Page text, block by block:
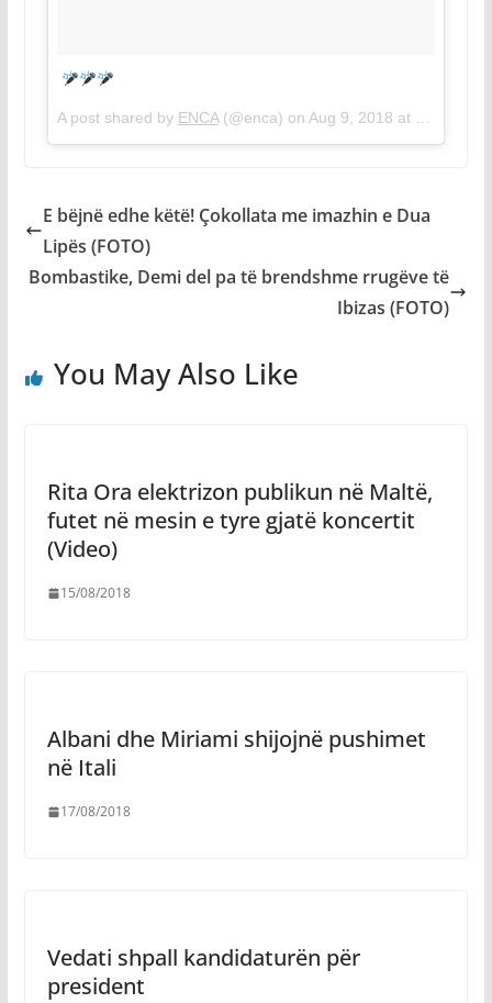
A post shared by ENCA(@enca) on Aug 9, 2018 at 2:22pm PDT
E bëjnë edhe këtë! Çokollata me imazhin e Dua
Lipës (FOTO)
Bombastike, Demi del pa të brendshme rrugëve të
Ibizas (FOTO)
You May Also Like
Rita Ora elektrizon publikun në Maltë,
futet në mesin e tyre gjatë koncertit
(Video)
15/08/2018
Albani dhe Miriami shijojnë pushimet
në Itali
17/08/2018
Vedati shpall kandidaturën për
president